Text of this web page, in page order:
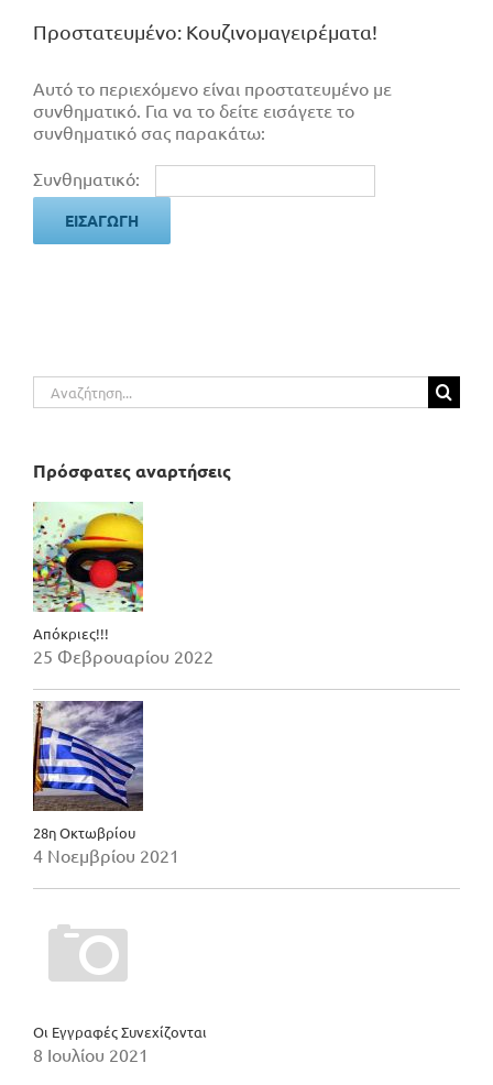
Πρoστατευμένο: Κουζινομαγειρέματα!
Αυτό το περιεχόμενο είναι προστατευμένο με
συνθηματικό. Για να το δείτε εισάγετε το
συνθηματικό σας παρακάτω:
Συνθηματικό:
Αναζήτηση
για:
Πρόσφατες αναρτήσεις
Απόκριες!!!
25 Φεβρουαρίου 2022
28η Οκτωβρίου
4 Νοεμβρίου 2021
Οι Εγγραφές Συνεχίζονται
8 Ιουλίου 2021